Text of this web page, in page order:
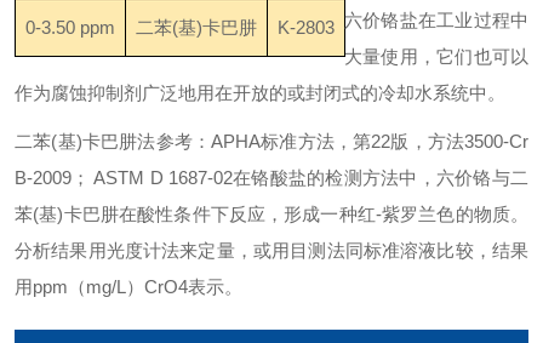
0-3.50 ppm 二苯(基)卡巴肼 K-2803 六价铬盐在工业过程中
大量使用，它们也可以
作为腐蚀抑制剂广泛地用在开放的或封闭式的冷却水系统中。
二苯(基)卡巴肼法参考：APHA标准方法，第22版，方法3500-Cr
B-2009； ASTM D 1687-02在铬酸盐的检测方法中，六价铬与二
苯(基)卡巴肼在酸性条件下反应，形成一种红-紫罗兰色的物质。
分析结果用光度计法来定量，或用目测法同标准溶液比较，结果
用ppm（mg/L）CrO4表示。